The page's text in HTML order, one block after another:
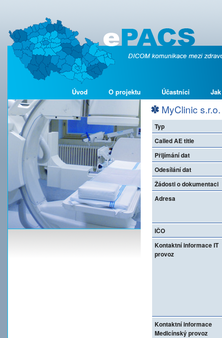
Úvod O projektu Účastníci
MyClinic s.r.o.
Typ
Called AE title
Přijímání dat
Odesílání dat
Žádosti o dokumentaci
Adresa
IČO
Kontaktní informace IT
provoz
Kontaktní informace
Medicínský provoz